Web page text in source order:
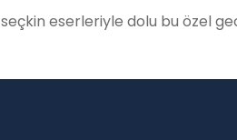
eserleriyle dolu bu özel